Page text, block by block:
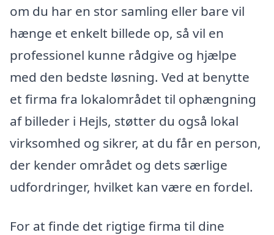
om du har en stor samling eller bare vil
hænge et enkelt billede op, så vil en
professionel kunne rådgive og hjælpe
med den bedste løsning. Ved at benytte
et firma fra lokalområdet til ophængning
af billeder i Hejls, støtter du også lokal
virksomhed og sikrer, at du får en person,
der kender området og dets særlige
udfordringer, hvilket kan være en fordel.
For at finde det rigtige firma til dine